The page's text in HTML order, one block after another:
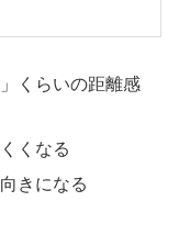
くらいの距離感
くなる
きになる